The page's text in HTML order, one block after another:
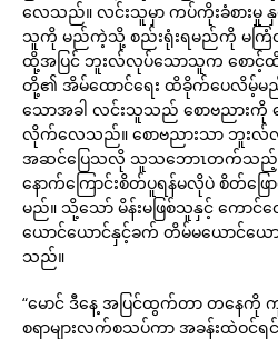
လေသည်။ လင်းသူမှာ ကပ်ကိုးခံစားမှု
သူကို မည်ကဲ့သို့ စည်းရုံးရမည်ကို မကြံ
ထို့အပြင် ဘူးလ်လုပ်သောသူက စောင့်ထိ
တို့၏ အိမ်ထောင်ရေး ထိခိုက်ပေလိမ့်မည်။
သောအခါ လင်းသူသည် စောဗညားကို
လိုက်လေသည်။ စောဗညားသာ ဘူး
အဆင်ပြေသလို သူသဘောၤတက်သည့်
နောက်ကြောင်းစိတ်ပူရန်မလိုပဲ စိတ်ဖြေ
မည်။ သို့သော် မိန်းမဖြစ်သူနှင့် ကောင်
ယောင်ယောင်နှင့်ခက် တိမ်မယောင်ယေ
သည်။
“မောင် ဒီနေ့ အပြင်ထွက်တာ တနေကို ကုန်
စရာများလက်စသပ်ကာ အခန်းထဲဝင်ရ